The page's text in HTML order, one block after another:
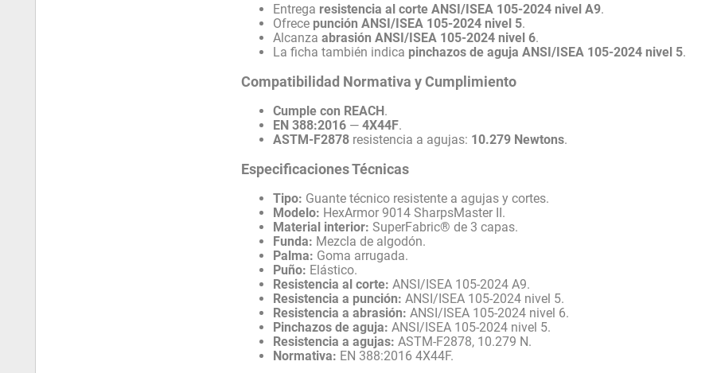
Entrega resistencia al corte ANSI/ISEA 105-2024 nivel A9.
Ofrece punción ANSI/ISEA 105-2024 nivel 5.
Alcanzaabrasión ANSI/ISEA 105-2024 nivel 6.
La ficha también indica pinchazos de aguja ANSI/ISEA 105-2024 nivel 5.
Compatibilidad Normativa y Cumplimiento
Cumple con REACH.
EN 388:2016 —4X44F.
ASTM-F2878 resistencia a agujas: 10.279 Newtons.
Especificaciones Técnicas
Tipo: Guante técnico resistente a agujas y cortes.
Modelo: HexArmor 9014 SharpsMaster II.
Material interior: SuperFabric® de 3 capas.
Funda: Mezcla de algodón.
Palma: Goma arrugada.
Puño: Elástico.
Resistencia al corte: ANSI/ISEA 105-2024 A9.
Resistencia a punción: ANSI/ISEA 105-2024 nivel 5.
Resistencia a abrasión: ANSI/ISEA 105-2024 nivel 6.
Pinchazos de aguja: ANSI/ISEA 105-2024 nivel 5.
Resistencia a agujas: ASTM-F2878, 10.279 N.
Normativa: EN 388:2016 4X44F.